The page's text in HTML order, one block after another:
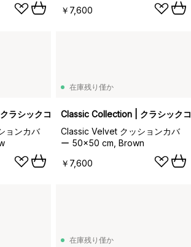
￥7,600
ラシックコレクション
ョンカバ
在庫残り僅か
Classic Collection | クラシック
Classic Velvet クッションカバ
ー 50x50 cm, Brown
￥7,600
在庫残り僅か